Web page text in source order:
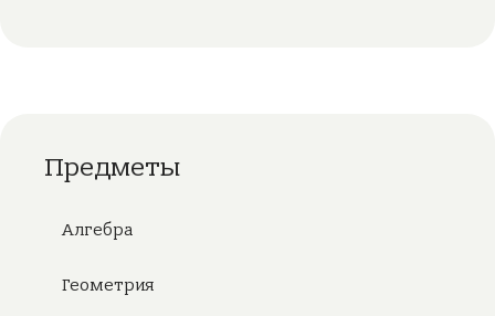
Предметы
Алгебра
Геометрия